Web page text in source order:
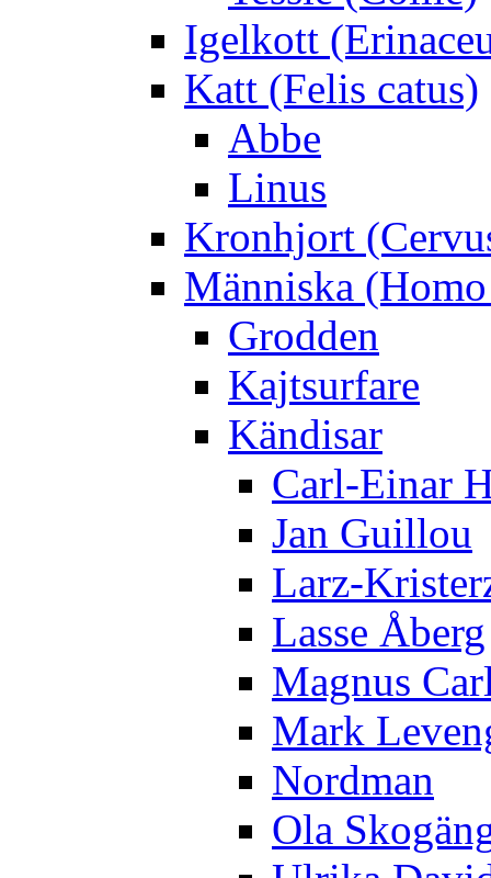
Igelkott
Katt (Felis catus)
Abbe
Linus
Kronhjort
Människa
Grodden
Kajtsurfare
Kändisar
Carl-Einar
Jan Guillou
Larz-
Lasse Åberg
Magnus
Mark
Nordman
Ola